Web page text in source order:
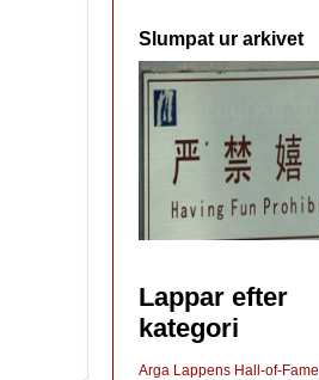
Slumpat ur arkivet
Lappar efter
kategori
Arga Lappens Hall-of-Fame